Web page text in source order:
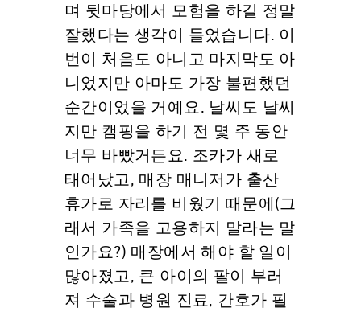
며 뒷마당에서 모험을 하길 정말
잘했다는 생각이 들었습니다. 이
번이 처음도 아니고 마지막도 아
니었지만 아마도 가장 불편했던
순간이었을 거예요. 날씨도 날씨
지만 캠핑을 하기 전 몇 주 동안
너무 바빴거든요. 조카가 새로
태어났고, 매장 매니저가 출산
휴가로 자리를 비웠기 때문에(그
래서 가족을 고용하지 말라는 말
인가요?) 매장에서 해야 할 일이
많아졌고, 큰 아이의 팔이 부러
져 수술과 병원 진료, 간호가 필